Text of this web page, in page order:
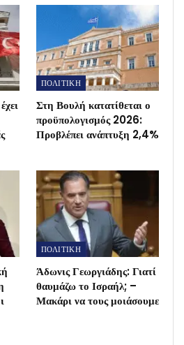
ΠΟΛΙΤΙΚΗ
Στη Βουλή κατατίθεται ο
προϋπολογισμός 2026:
Προβλέπει ανάπτυξη 2,4%
ΠΟΛΙΤΙΚΗ
Άδωνις Γεωργιάδης: Γιατί
θαυμάζω το Ισραήλ; –
Μακάρι να τους μοιάσουμε